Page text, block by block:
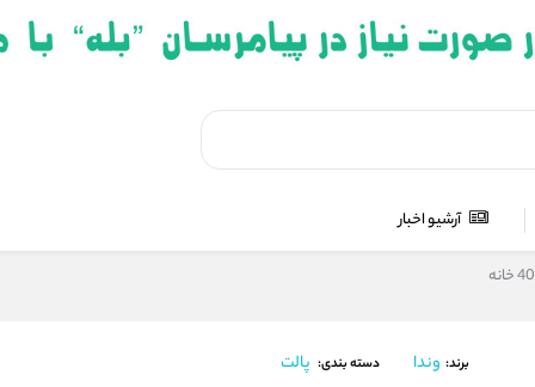
آرشیو اخبار
برند: وندا دسته بندی: پالت